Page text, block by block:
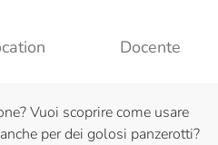
Docente
Vuoi scoprire come usare
per dei golosi panzerotti?